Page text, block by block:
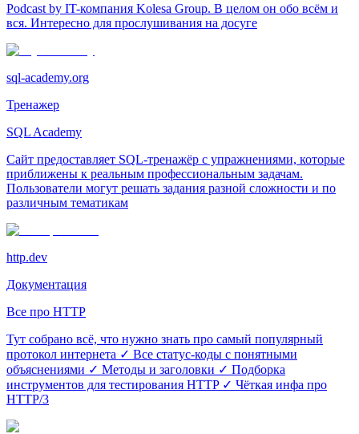
Podcast by IT-компания Kolesa Group. В целом он обо всём и
вся. Интересно для прослушивания на досуге
sql-academy.org
Тренажер
SQL Academy
Сайт предоставляет SQL-тренажёр с упражнениями, которые
приближены к реальным профессиональным задачам.
Пользователи могут решать задания разной сложности и по
различным тематикам
http.dev
Документация
Все про HTTP
Тут собрано всё, что нужно знать про самый популярный
протокол интернета ✓ Все статус-коды с понятными
объяснениями ✓ Методы и заголовки ✓ Подборка
инструментов для тестирования HTTP ✓ Чёткая инфа про
HTTP/3